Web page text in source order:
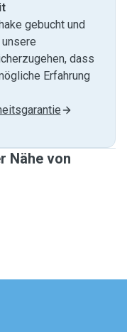
gebucht und
dass
Erfahrung
Nähe von